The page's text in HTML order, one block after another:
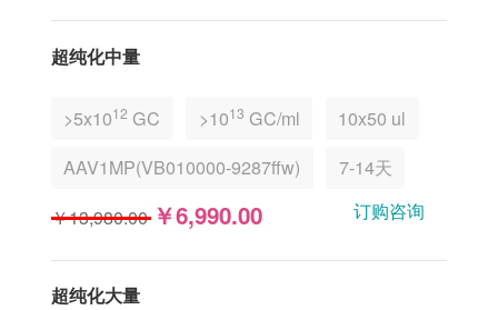
超纯化中量
>5x1012 GC >1013 GC/ml
10x50 ul
AAV1MP(VB010000-9287ffw)
7-14天
￥13,980.00 ￥6,990.00 订购咨询
超纯化大量